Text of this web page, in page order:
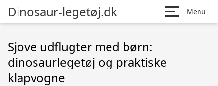
Dinosaur-legetøj.dk Menu
Sjove udflugter med børn:
dinosaurlegetøj og praktiske
klapvogne